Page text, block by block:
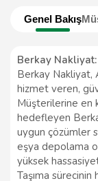
Genel Bakış
Berkay Nakliyat:
Berkay Nakliyat,
hizmet veren,
Müşterilerine en
hedefleyen
uygun çözümler
eşya depolama
yüksek
Taşıma